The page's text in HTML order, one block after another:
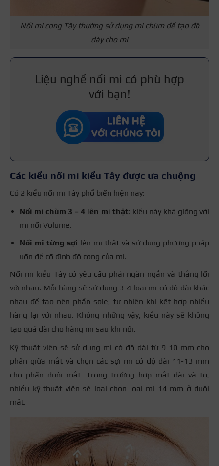
Nối mi cong Tây thường sử dụng mi chùm để tạo độ
dày cho mi
Liệu nghề nối mi có phù hợp
với bạn!
Các kiểu nối mi kiểu Tây được ưa chuộng
Có 2 kiểu nối mi Tây phổ biến hiện nay:
Nối mi chùm 3 – 4 lên mi thật: kiểu này khá giống với
mi nối Volume.
Nối mi từng sợi lên mi thật và sử dụng phương pháp
uốn để cố định độ cong của mi.
Nối mi kiểu Tây có yêu cầu phải ngăn ngắn và thẳng lối
với nhau. Mỗi hàng sẽ sử dụng 3-4 loại mi có độ dài khác
nhau để tạo nên phần sole, tự nhiên khi kết hợp nhiều
hàng lại với nhau. Không những vậy, kiểu này sẽ không
tạo quá dài cho hàng mi sau khi nối.
Kỹ thuật viên sẽ sử dụng mi có độ dài từ 9-10 mm cho
phần giữa mắt và chọn các sợi mi có độ dài 11-13 mm
cho phần đuôi mắt. Trong trường hợp mắt dài và to,
nhiều kỹ thuật viên sẽ loại chọn loại mi 14 mm ở đuôi
mắt.